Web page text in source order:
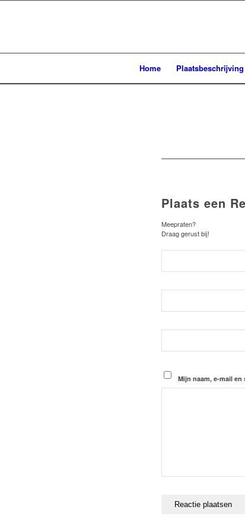
Home Plaatsbeschrijving
Plaats een
Meepraten?
Draag gerust bij!
Mijn naam, e-mail